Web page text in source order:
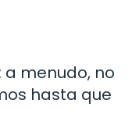
a menudo, no
hasta que